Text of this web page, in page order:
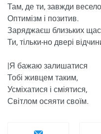
Там, де ти, завжди
Оптимізм і позитив.
Заряджаєш близьких
Ти, тільки-но двері
|Я бажаю залишатися
Тобі живцем таким,
Усміхатися і сміятися,
Світлом осяяти своїм.